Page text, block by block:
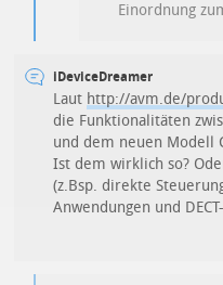
Einordnung
iDeviceDreamer
Laut http://avm.de/
die Funktionalitäten
und dem neuen Modell
Ist dem wirklich so?
(z.Bsp. direkte
Anwendungen und